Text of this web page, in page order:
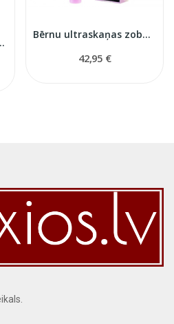
Ultra Gum Care...
Bērnu ultraskaņas zobu birste Splash
42,95 €